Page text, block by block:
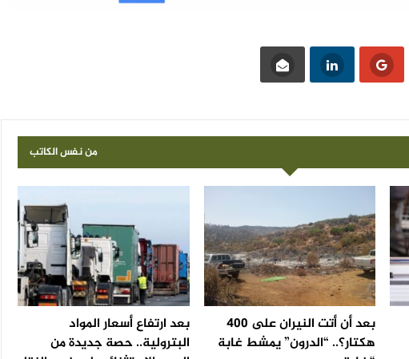
من نفس الكاتب
بعد أن أتت النيران على 400
هكتار؟.. “الدرون” يمشط غابة
بعد ارتفاع أسعار المواد
البترولية.. حصة جديدة من